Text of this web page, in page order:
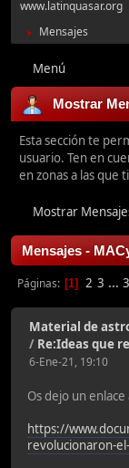
www.latinquasar.org
► Mensajes
Menú
Mostrar
Esta sección te
usuario. Ten en
en zonas a las que
Mostrar
Mensajes -
Páginas 1 2 3 ...
Material de
/ Re:Ideas que
6-Ene-21, 19:10
Os dejo un
https://
revolucionaron-